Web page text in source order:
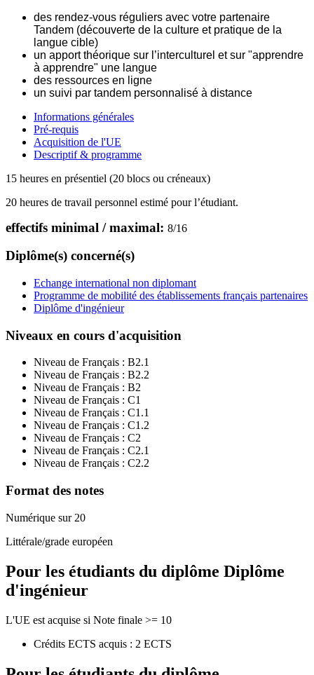
des rendez-vous réguliers avec votre partenaire
Tandem (découverte de la culture et pratique de la
langue cible)
un apport théorique sur l’interculturel et sur "apprendre
à apprendre" une langue
des ressources en ligne
un suivi par tandem personnalisé à distance
Informations générales
Pré-requis
Acquisition de l'UE
Descriptif & programme
15 heures en présentiel (20 blocs ou créneaux)
20 heures de travail personnel estimé pour l’étudiant.
effectifs minimal / maximal: 8/16
Diplôme(s) concerné(s)
Echange international non diplomant
Programme de mobilité des établissements français partenaires
Diplôme d'ingénieur
Niveaux en cours d'acquisition
Niveau de Français : B2.1
Niveau de Français : B2.2
Niveau de Français : B2
Niveau de Français : C1
Niveau de Français : C1.1
Niveau de Français : C1.2
Niveau de Français : C2
Niveau de Français : C2.1
Niveau de Français : C2.2
Format des notes
Numérique sur 20
Littérale/grade européen
Pour les étudiants du diplôme Diplôme
d'ingénieur
L'UE est acquise si Note finale >= 10
Crédits ECTS acquis : 2 ECTS